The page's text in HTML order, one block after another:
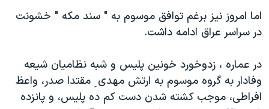
دادگاه حمید نوری
قانون شفافیت دارائی کادر رهبری ایران
اعتراضات مردمی آبان ۹۸
اما امروز نيز برغم توافق موسوم به " سند مکه " خشونت
در سراسر عراق ادامه داشت.
در عماره ، زدوخورد خونين پليس و شبه نظاميان شيعه
وفادار به گروه موسوم به ارتش مهدی ِ مقتدا صدر، واعظ
افراطی، موجب کشته شدن دست کم ده پليس، و پانزده